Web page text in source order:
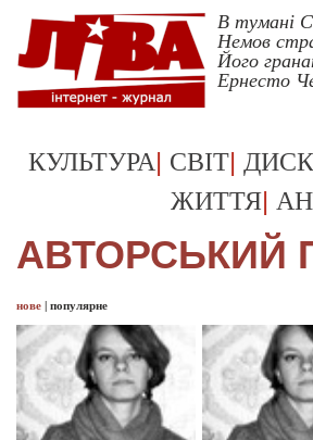
В тумані
Немов
Його
Ернесто
КУЛЬТУРА| СВІТ|
ЖИТТЯ|
АВТОРСЬКИЙ
нове | популярне